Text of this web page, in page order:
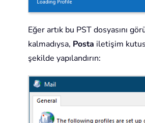
Eğer artık bu PST dosyasını
kalmadıysa, Posta iletişim
şekilde yapılandırın: